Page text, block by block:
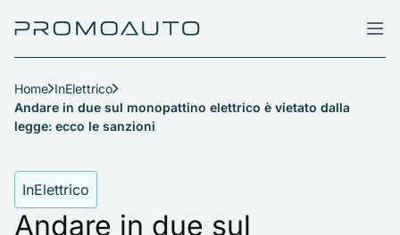
Home InElettrico
Andare in due sul monopattino elettrico è vietato dalla
legge: ecco le sanzioni
InElettrico
Andare in due sul